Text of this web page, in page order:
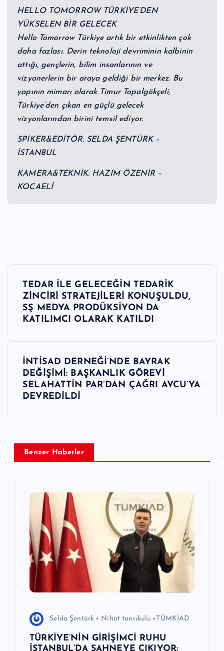
HELLO TOMORROW TÜRKİYE’DEN
YÜKSELEN BİR GELECEK
Hello Tomorrow Türkiye artık bir etkinlikten çok
daha fazlası. Derin teknoloji devriminin kalbinin
attığı, gençlerin, bilim insanlarının ve
vizyonerlerin bir araya geldiği bir merkez. Bu
yapının mimarı olarak Timur Topalgökçeli,
Türkiye’den çıkan en güçlü gelecek
vizyonlarından birini temsil ediyor.
SPİKER&EDİTÖR: SELDA ŞENTÜRK –
İSTANBUL
KAMERA&TEKNİK: HAZIM ÖZENİR –
KOCAELİ
TEDAR İLE GELECEĞİN TEDARİK
ZİNCİRİ STRATEJİLERİ KONUŞULDU,
SŞ MEDYA PRODÜKSİYON DA
KATILIMCI OLARAK KATILDI
İNTİSAD DERNEĞİ’NDE BAYRAK
DEĞİŞİMİ: BAŞKANLIK GÖREVİ
SELAHATTİN PAR’DAN ÇAĞRI AVCU’YA
DEVREDİLDİ
Benzer Haberler
Selda Şentürk Nihat tanrıkulu TÜMKİAD
TÜRKİYE’NİN GİRİŞİMCİ RUHU
İSTANBUL’DA SAHNEYE ÇIKIYOR: